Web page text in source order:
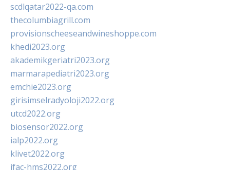
scdlqatar2022-qa.com
thecolumbiagrill.com
provisionscheeseandwineshoppe.com
khedi2023.org
akademikgeriatri2023.org
marmarapediatri2023.org
emchie2023.org
girisimselradyoloji2022.org
utcd2022.org
biosensor2022.org
ialp2022.org
klivet2022.org
ifac-hms2022.org